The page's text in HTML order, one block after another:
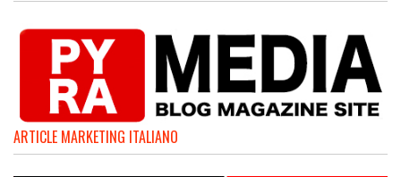
ARTICLE MARKETING ITALIANO